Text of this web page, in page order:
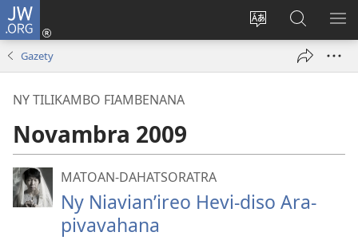
JW.ORG
Hiova
Hiditra
(manokatra
ato
Amin’ny
Gazety
NY TILIKAMBO FIAMBENANA
Novambra 2009
MATOAN-DAHATSORATRA
Ny Niavian’ireo Hevi-diso Ara-
pivavahana